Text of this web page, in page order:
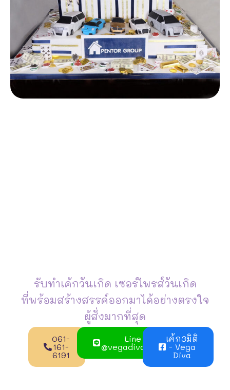
รับทำเค้กวันเกิด เซอร์ไพรส์วันเกิด
ที่พร้อมสร้างสรรค์ออกมาได้อย่างตรงใจ
ผู้สั่งมากที่สุด
061-
161-
6191
Line
@vegadivacake
เค้ก3มิติ
- Vega
Diva